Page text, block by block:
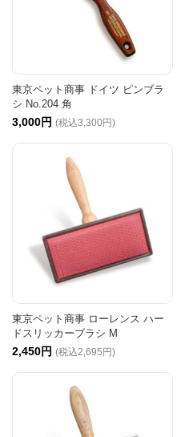
東京ペット商事 ドイツ ピンブラ
シ No.204 角
3,000円 (税込3,300円)
東京ペット商事 ローレンス ハー
ドスリッカーブラシ M
2,450円 (税込2,695円)